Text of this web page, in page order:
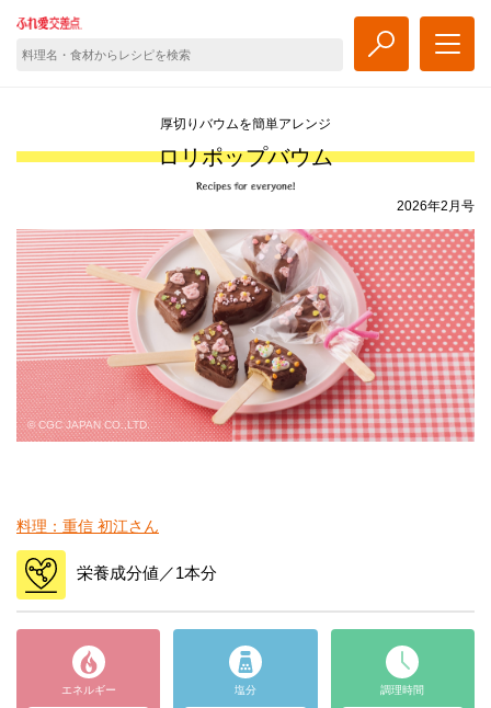
厚切りバウムを簡単アレンジ
ロリポップバウム
2026年2月号
© CGC JAPAN CO.,LTD.
料理：重信 初江さん
栄養成分値／1本分
エネルギー 塩分 調理時間